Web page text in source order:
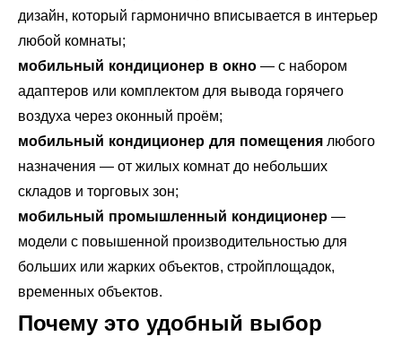
дизайн, который гармонично вписывается в интерьер
любой комнаты;
мобильный кондиционер в окно — с набором
адаптеров или комплектом для вывода горячего
воздуха через оконный проём;
мобильный кондиционер для помещения любого
назначения — от жилых комнат до небольших
складов и торговых зон;
мобильный промышленный кондиционер —
модели с повышенной производительностью для
больших или жарких объектов, стройплощадок,
временных объектов.
Почему это удобный выбор